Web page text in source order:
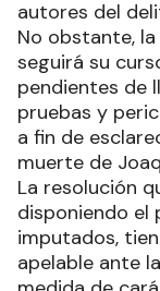
autores del
No obstante,
seguirá su
pendientes de
pruebas y
a fin de
muerte de
La resolución
disponiendo el
imputados,
apelable ante